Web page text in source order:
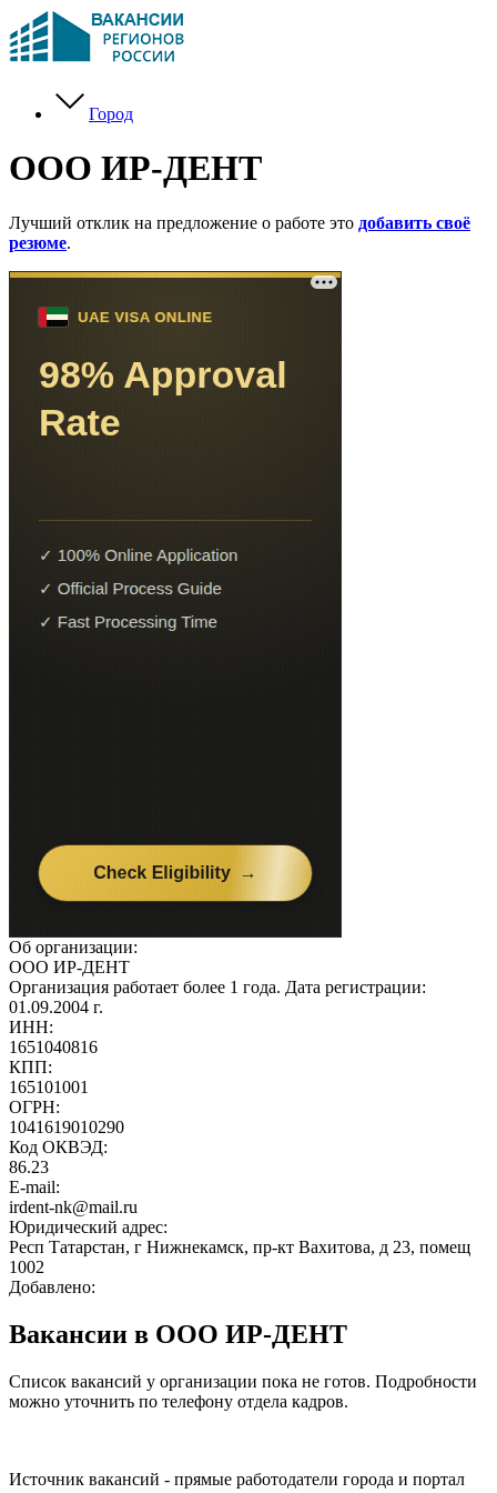
Город
ООО ИР-ДЕНТ
Лучший отклик на предложение о работе это добавить своё
резюме.
Об организации:
ООО ИР-ДЕНТ
Организация работает более 1 года. Дата регистрации:
01.09.2004 г.
ИНН:
1651040816
КПП:
165101001
ОГРН:
1041619010290
Код ОКВЭД:
86.23
E-mail:
irdent-nk@mail.ru
Юридический адрес:
Респ Татарстан, г Нижнекамск, пр-кт Вахитова, д 23, помещ
1002
Добавлено:
Вакансии в ООО ИР-ДЕНТ
Список вакансий у организации пока не готов. Подробности
можно уточнить по телефону отдела кадров.
Источник вакансий - прямые работодатели города и портал